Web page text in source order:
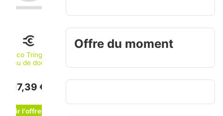
Keuco Tringle à
rideau de douche
300 mm
(14930170300)
17,39 €
Offre du moment